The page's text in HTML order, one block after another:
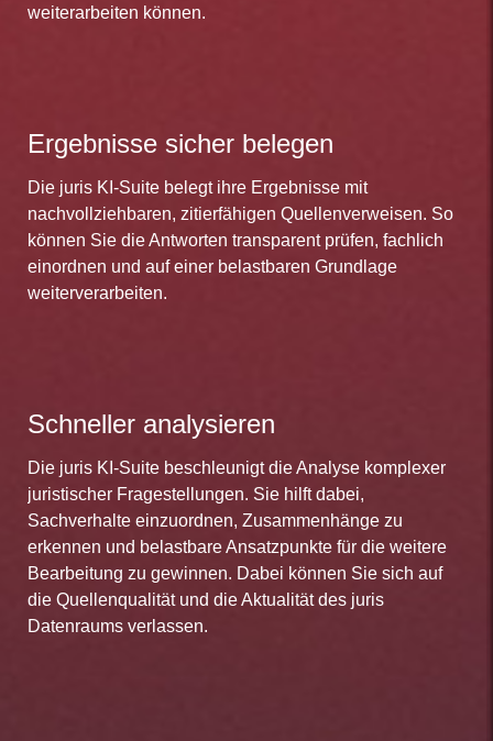
weiterarbeiten können.
Ergebnisse sicher belegen
Die juris KI-Suite belegt ihre Ergebnisse mit
nachvollziehbaren, zitierfähigen Quellenverweisen. So
können Sie die Antworten transparent prüfen, fachlich
einordnen und auf einer belastbaren Grundlage
weiterverarbeiten.
Schneller analysieren
Die juris KI-Suite beschleunigt die Analyse komplexer
juristischer Fragestellungen. Sie hilft dabei,
Sachverhalte einzuordnen, Zusammenhänge zu
erkennen und belastbare Ansatzpunkte für die weitere
Bearbeitung zu gewinnen. Dabei können Sie sich auf
die Quellenqualität und die Aktualität des juris
Datenraums verlassen.